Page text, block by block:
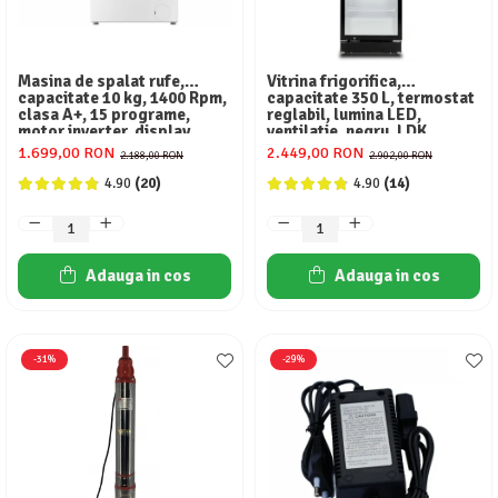
Masini de spalat vase independente
Pachete Incorporabile
Pirostrii & Arzatoare
Plasa umbrire
Pompe de stropit
Suflante & Aspiratoare
Suflante Frunze
Unelte Gradinarit
Ventilatoare & Sisteme Racire
Masina de spalat rufe,
capacitate 10 kg, 1400 Rpm,
clasa A+, 15 programe,
motor inverter, display
digital, Alb, HEINNER
2.188,00 RON
1.699,00 RON
4.90 (20)
Adauga in cos
Vitrina frigorifica,
capacitate 350 L, termostat
reglabil, lumina LED,
ventilatie, negru, LDK
2.902,00 RON
2.449,00 RON
4.90 (14)
Adauga in cos
-31% -29%